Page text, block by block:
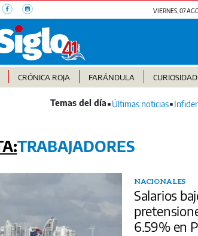
VIERNES, 07
CRÓNICA ROJA FARÁNDULA
Últimas noticias
TRABAJADORES
NACIONALES
Salarios
6.59% en